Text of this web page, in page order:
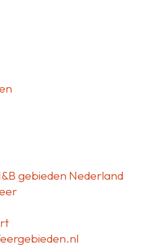
gebieden Nederland